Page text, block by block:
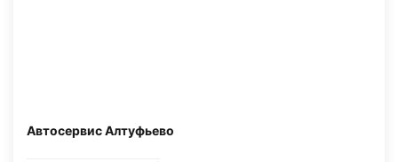
Автосервис Алтуфьево